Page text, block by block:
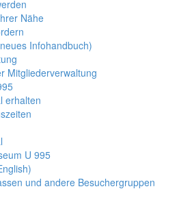
Nähe
Infohandbuch)
Mitgliederverwaltung
erhalten
U 995
und andere Besuchergruppen